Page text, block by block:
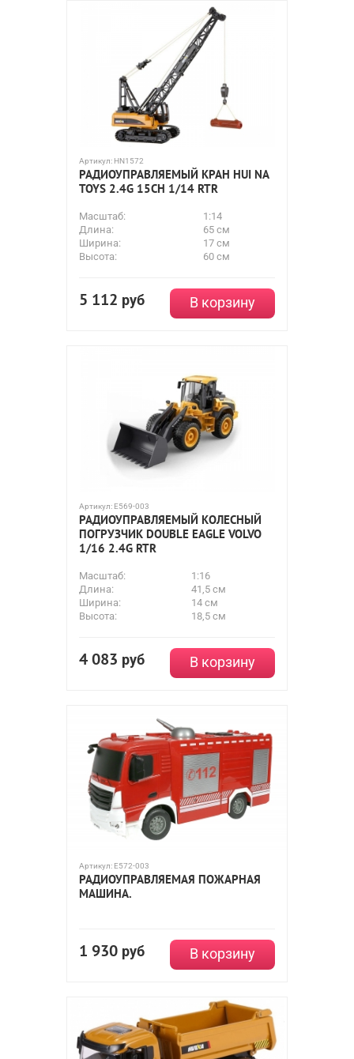
Артикул: HN1572
РАДИОУПРАВЛЯЕМЫЙ КРАН HUI NA
TOYS 2.4G 15CH 1/14 RTR
Масштаб:
1:14
Длина:
65 см
Ширина:
17 см
Высота:
60 см
5 112 руб В корзину
Артикул: E569-003
РАДИОУПРАВЛЯЕМЫЙ КОЛЕСНЫЙ
ПОГРУЗЧИК DOUBLE EAGLE VOLVO
1/16 2.4G RTR
Масштаб:
1:16
Длина:
41,5 см
Ширина:
14 см
Высота:
18,5 см
4 083 руб В корзину
Артикул: E572-003
РАДИОУПРАВЛЯЕМАЯ ПОЖАРНАЯ
МАШИНА.
1 930 руб В корзину